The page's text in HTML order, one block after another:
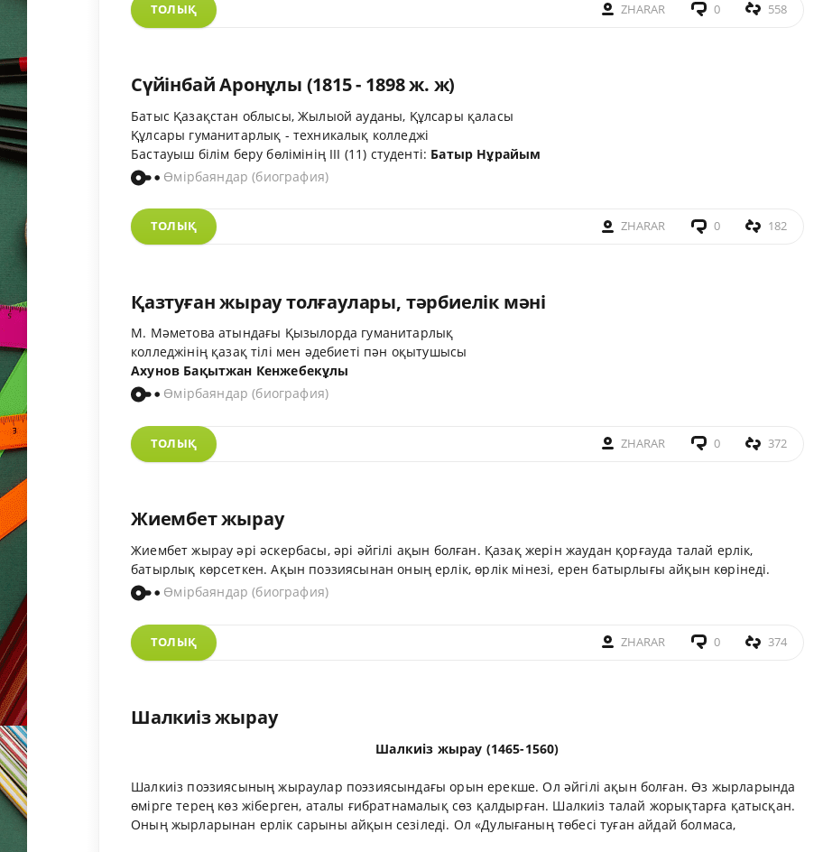
ТОЛЫҚ ZHARAR 0 558
Сүйінбай Аронұлы (1815 - 1898 ж. ж)
Батыс Қазақстан облысы, Жылыой ауданы, Құлсары қаласы
Құлсары гуманитарлық - техникалық колледжі
Бастауыш білім беру бөлімінің ІІІ (11) студенті: Батыр Нұрайым
Өмірбаяндар (биография)
ТОЛЫҚ ZHARAR 0 182
Қазтуған жырау толғаулары, тәрбиелік мәні
М. Мәметова атындағы Қызылорда гуманитарлық
колледжінің қазақ тілі мен әдебиеті пән оқытушысы
Ахунов Бақытжан Кенжебекұлы
Өмірбаяндар (биография)
ТОЛЫҚ ZHARAR 0 372
Жиембет жырау
Жиембет жырау әрі әскербасы, әрі әйгілі ақын болған. Қазақ жерін жаудан қорғауда талай ерлік,
батырлық көрсеткен. Ақын поэзиясынан оның ерлік, өрлік мінезі, ерен батырлығы айқын көрінеді.
Өмірбаяндар (биография)
ТОЛЫҚ ZHARAR 0 374
Шалкиіз жырау
Шалкиіз жырау (1465-1560)
Шалкиіз поэзиясының жыраулар поэзиясындағы орын ерекше. Ол әйгілі ақын болған. Өз жырларында
өмірге терең көз жіберген, аталы ғибратнамалық сөз қалдырған. Шалкиіз талай жорықтарға қатысқан.
Оның жырларынан ерлік сарыны айқын сезіледі. Ол «Дулығаның төбесі туған айдай болмаса,